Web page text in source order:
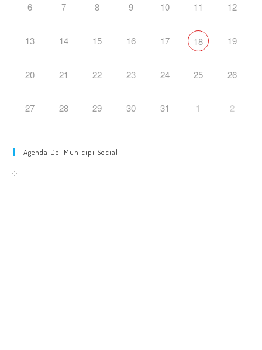
6 7 8 9 10 11 12
13 14 15 16 17 18 19
20 21 22 23 24 25 26
27 28 29 30 31 1 2
Agenda Dei Municipi Sociali